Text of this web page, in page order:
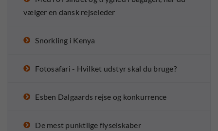
vælger en dansk rejseleder
Snorkling i Kenya
Fotosafari - Hvilket udstyr skal du bruge?
Esben Dalgaards rejse og konkurrence
De mest punktlige flyselskaber